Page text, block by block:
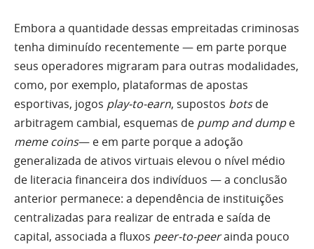
Embora a quantidade dessas empreitadas criminosas
tenha diminuído recentemente — em parte porque
seus operadores migraram para outras modalidades,
como, por exemplo, plataformas de apostas
esportivas, jogos play‑to‑earn, supostos botsde
arbitragem cambial, esquemas de pump and dumpe
meme coins— e em parte porque a adoção
generalizada de ativos virtuais elevou o nível médio
de literacia financeira dos indivíduos — a conclusão
anterior permanece: a dependência de instituições
centralizadas para realizar de entrada e saída de
capital, associada a fluxos peer‑to‑peerainda pouco